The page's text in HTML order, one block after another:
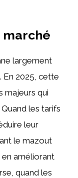
marché
largement
2025, cette
majeurs qui
les tarifs
leur
le mazout
en améliorant
quand les